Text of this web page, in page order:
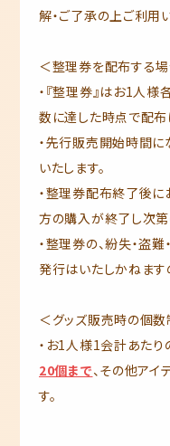
解・ご了承の上ご利用
＜整理券を配布する
・『整理券』はお1人
数に達した時点で配布
・先行販売開始時間に
いたします。
・整理券配布終了後に
方の購入が終了し次第
・整理券の、紛失・盗
発行はいたしかねます
＜グッズ販売時の個
・お1人様1会計あた
20個まで、その他アイ
す。